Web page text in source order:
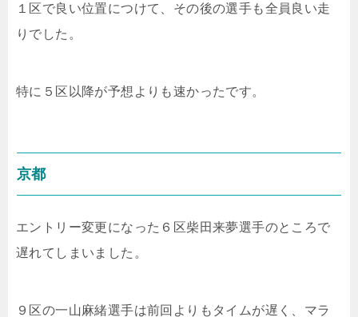
１区で良い位置につけて、その後の選手も全員良い走
りでした。
特に５区以降が予想よりも速かったです。
京都
エントリー変更になった６区柴田来夢選手のところで
遅れてしまいました。
９区の一山麻緒選手は前回よりもタイムが遅く、マラ